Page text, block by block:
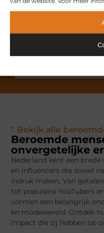
lezer? Sluit je aan bij
bloeiende community.
" Bekijk alle
Beroemde
onvergetelijke
Nederland kent een brede
en influencers die zowel
indruk maken. Van
tot populaire YouTubers
vormen een belangrijk
en modewereld. Ontdek
impact die zij hebben op